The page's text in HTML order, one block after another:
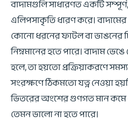
বাদামগুলি সাধারণত একটি
এলিপসাকৃতি ধারণ করে।
কোনো ধরনের ফাটল বা ভাঙনের
নিম্নমানের হতে পারে। বাদাম
হলে, তা হয়তো প্রক্রিয়াকরণে
সংরক্ষণে ঠিকমতো যত্ন নেওয়া
ভিতরের অংশের গুণগত মান কমে
তেমন ভালো না হতে পারে।